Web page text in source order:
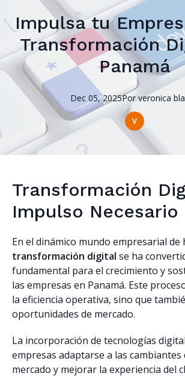
Impulsa tu
Transformación
Panamá
Dec 05, 2025Por veronica
Transformación
Impulso Necesario
En el dinámico mundo empresarial de
transformación digital se ha
fundamental para el crecimiento y
las empresas en Panamá. Este
la eficiencia operativa, sino que
oportunidades de mercado.
La incorporación de tecnologías
empresas adaptarse a las cambiantes
mercado y mejorar la experiencia del